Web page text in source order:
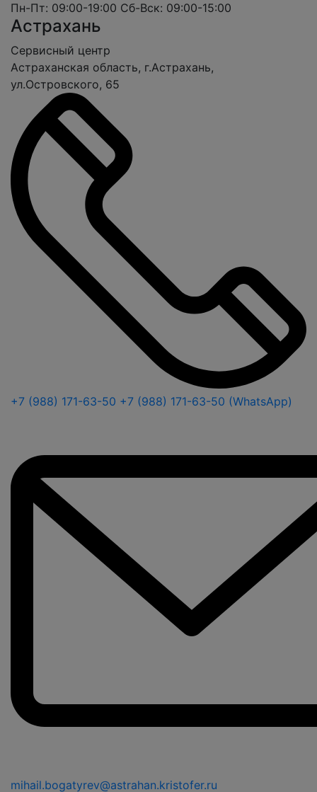
Пн-Пт: 09:00-19:00 Сб-Вск: 09:00-15:00
Астрахань
Cервисный центр
Астраханская область, г.Астрахань,
ул.Островского, 65
+7 (988) 171-63-50 +7 (988) 171-63-50 (WhatsApp)
mihail.bogatyrev@astrahan.kristofer.ru